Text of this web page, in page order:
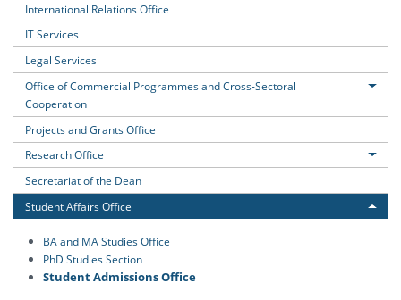
International Relations Office
IT Services
Legal Services
Office of Commercial Programmes and Cross-Sectoral
Cooperation
Projects and Grants Office
Research Office
Secretariat of the Dean
Student Affairs Office
BA and MA Studies Office
PhD Studies Section
Student Admissions Office